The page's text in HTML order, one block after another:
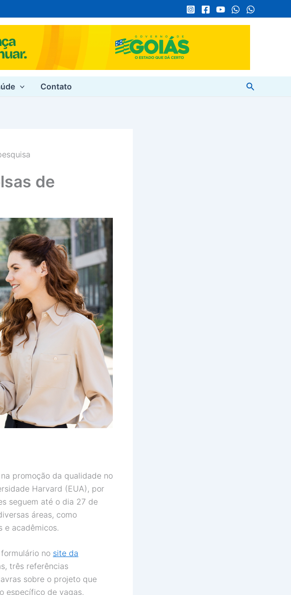
Contato Pesquisar
de
promoção da qualidade no
Harvard (EUA), por
seguem até o dia 27 de
áreas, como
e acadêmicos.
no site da
três referências
sobre o projeto que
específico de vagas,